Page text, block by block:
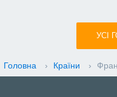
УСI
Головна › Країни ›